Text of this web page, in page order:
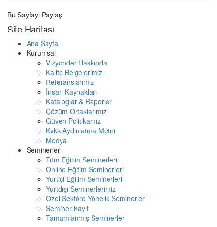
Bu Sayfayı Paylaş
Site Haritası
Ana Sayfa
Kurumsal
Vizyonder Hakkında
Kalite Belgelerimiz
Referanslarımız
İnsan Kaynakları
Kataloglar & Raporlar
Çözüm Ortaklarımız
Güven Politikamız
Kvkk Aydınlatma Metni
Medya
Seminerler
Tüm Eğitim Seminerleri
Online Eğitim Seminerleri
Yurtiçi Eğitim Seminerleri
Yurtdışı Seminerlerimiz
Özel Sektöre Yönelik Seminerler
Seminer Kayıt
Tamamlanmış Seminerler